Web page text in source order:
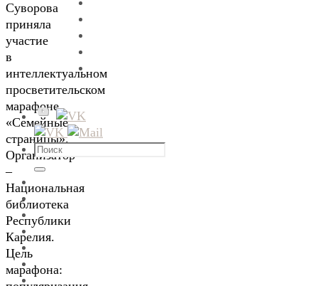
Суворова
приняла
участие
в
интеллектуальном
просветительском
марафоне
«Семейные
страницы».
Организатор
–
Национальная
библиотека
Республики
Карелия.
Цель
марафона:
Что
искать:
Поиск